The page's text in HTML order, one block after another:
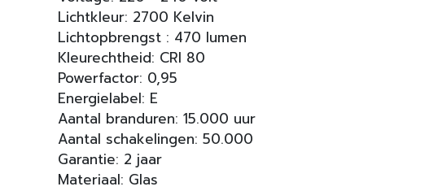
Lichtkleur: 2700 Kelvin
Lichtopbrengst : 470 lumen
Kleurechtheid: CRI 80
Powerfactor: 0,95
Energielabel: E
Aantal branduren: 15.000 uur
Aantal schakelingen: 50.000
Garantie: 2 jaar
Materiaal: Glas